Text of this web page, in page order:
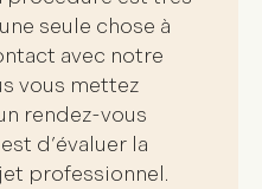
seule chose à
avec notre
vous mettez
rendez-vous
d’évaluer la
professionnel.